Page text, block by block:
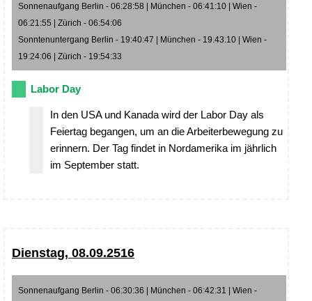
Sonnenaufgang Berlin - 06:28:58 | München - 06:41:10 | Wien -
06:21:55 | Zürich - 06:54:06
Sonntenuntergang Berlin - 19:40:47 | München - 19:43:10 | Wien -
19:24:06 | Zürich - 19:54:33
Labor Day
In den USA und Kanada wird der Labor Day als
Feiertag begangen, um an die Arbeiterbewegung zu
erinnern. Der Tag findet in Nordamerika im jährlich
im September statt.
Dienstag, 08.09.2516
Sonnenaufgang Berlin - 06:30:36 | München - 06:42:31 | Wien -